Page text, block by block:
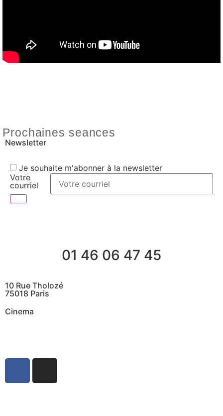
Prochaines seances
Newsletter
Je souhaite m'abonner à la newsletter
Votre
courriel
01 46 06 47 45
10 Rue Tholozé
75018 Paris
Cinema